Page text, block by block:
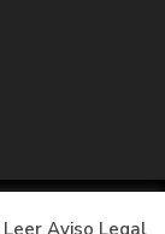
Leer Aviso Legal